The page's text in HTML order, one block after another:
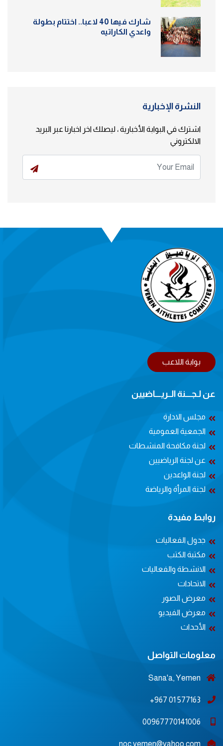
شارك فيها 40 لاعبا.. اختتام بطولة
واعدي الكاراتيه
النشرة الإخبارية
اشترك في البوابة الأخبارية ، ليصلك اخر اخبارنا عبر البريد
الالكتروني
بوابة اللاعب
عن لـجــــنة الــريــــاضيين
مجلس الادارة
الجمعية العمومية
لجنة مكافحة المنشطات
عن لجنة الرياضيين
لجنة الواعدين
لجنة المرأة والرياضة
روابط مفيدة
جدول الفعاليات
مكتبة الكتب
الانشطة والفعاليات
الاتحادات
معرض الصور
معرض الفيديو
الأحداث
معلومات التواصل
Sana'a, Yemen
577163 01 967+
00967770141006
noc.yemen@yahoo.com